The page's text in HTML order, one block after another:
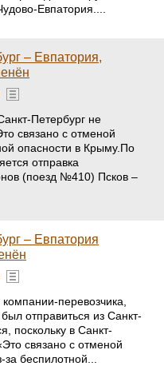
Евпатория....
– Евпатория,
Петербург не
связано с отменой
опасности в Крыму.По
отправка
(поезд №410) Псков –
– Евпатория
перевозчика,
отправиться из Санкт-
поскольку в Санкт-
связано с отменой
беспилотной...